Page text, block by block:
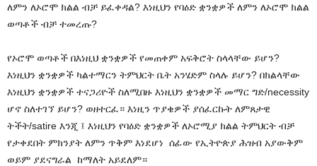
ለምን ለኦሮሞ ክልል ብቻ ይፈቀዳል? እነዚህን የባዕድ ቋንቋዎች ለምን ለኦሮሞ ክልል
ወጣቶች ብቻ ተመረጡ?
የኦሮሞ ወጣቶች በእነዚህ ቋንቋዎች የመጠቀም አፍቅሮት ስላላቸው ይሆን?
እነዚህን ቋንቋዎች ካልተማርን ትምህርት ቤት አንሄድም ስላሉ ይሆን? በክልላቸው
እነዚህን ቋንቋዎች ተናጋሪዮች ስለሚበዙ እነዚህን ቋንቋዎች መማር ግድ/necessity
ሆኖ ስለተገኘ ይሆን? ወዘተርፈ። እነዚን ጥያቄዎች ያሰፈርኩት ለምጸታዊ
ትችት/satire እንጂ ፤ እነዚህን የባዕድ ቋንቋዎች ለኦሮሚያ ክልል ትምህርት ብቻ
የታቀደበት ምክንያት ለምን ጥቅም እነደሆነ ሰፊው የኢትዮጵያ ሕዝብ አያውቅም
ወይም ያደናግራል ከማለት አይደለም።